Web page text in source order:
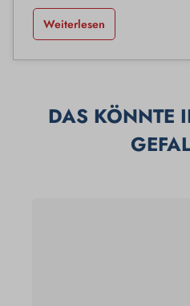
Weiterlesen
DAS KÖNNTE